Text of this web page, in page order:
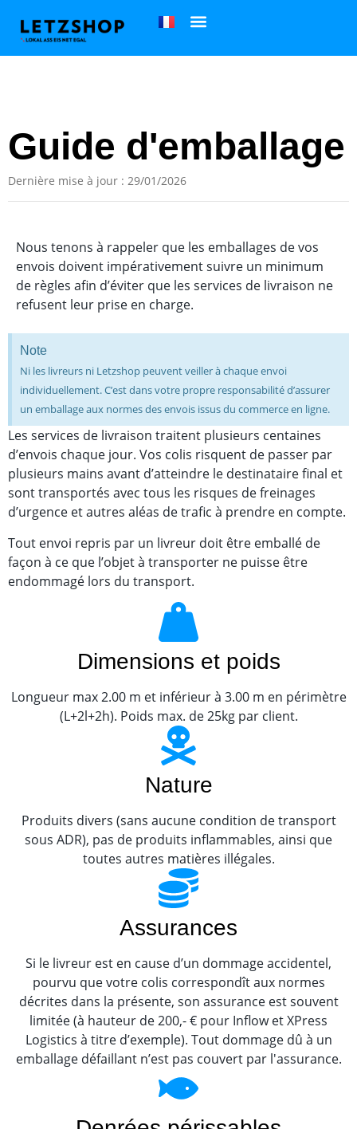
Guide d'emballage
Dernière mise à jour : 29/01/2026
Nous tenons à rappeler que les emballages de vos
envois doivent impérativement suivre un minimum
de règles afin d’éviter que les services de livraison ne
refusent leur prise en charge.
Note
Ni les livreurs ni Letzshop peuvent veiller à chaque envoi
individuellement. C’est dans votre propre responsabilité d’assurer
un emballage aux normes des envois issus du commerce en ligne.
Les services de livraison traitent plusieurs centaines
d’envois chaque jour. Vos colis risquent de passer par
plusieurs mains avant d’atteindre le destinataire final et
sont transportés avec tous les risques de freinages
d’urgence et autres aléas de trafic à prendre en compte.
Tout envoi repris par un livreur doit être emballé de
façon à ce que l’objet à transporter ne puisse être
endommagé lors du transport.
Dimensions et poids
Longueur max 2.00 m et inférieur à 3.00 m en périmètre
(L+2l+2h). Poids max. de 25kg par client.
Nature
Produits divers (sans aucune condition de transport
sous ADR), pas de produits inflammables, ainsi que
toutes autres matières illégales.
Assurances
Si le livreur est en cause d’un dommage accidentel,
pourvu que votre colis correspondît aux normes
décrites dans la présente, son assurance est souvent
limitée (à hauteur de 200,- € pour Inflow et XPress
Logistics à titre d’exemple). Tout dommage dû à un
emballage défaillant n’est pas couvert par l'assurance.